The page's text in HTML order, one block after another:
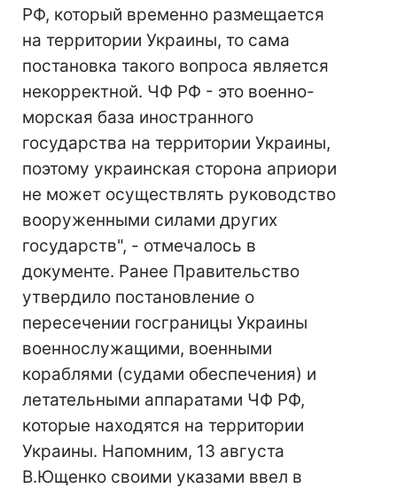
РФ, который временно размещается
на территории Украины, то сама
постановка такого вопроса является
некорректной. ЧФ РФ - это военно-
морская база иностранного
государства на территории Украины,
поэтому украинская сторона априори
не может осуществлять руководство
вооруженными силами других
государств", - отмечалось в
документе. Ранее Правительство
утвердило постановление о
пересечении госграницы Украины
военнослужащими, военными
кораблями (судами обеспечения) и
летательными аппаратами ЧФ РФ,
которые находятся на территории
Украины. Напомним, 13 августа
В.Ющенко своими указами ввел в